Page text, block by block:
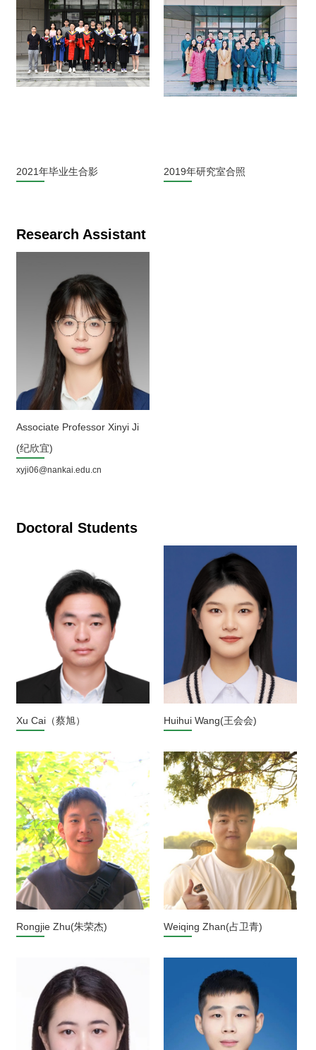
2021年毕业生合影 2019年研究室合照
Research Assistant
Associate Professor Xinyi Ji
(纪欣宜)
xyji06@nankai.edu.cn
Doctoral Students
Xu Cai（蔡旭） Huihui Wang(王会会)
Rongjie Zhu(朱荣杰) Weiqing Zhan(占卫青)